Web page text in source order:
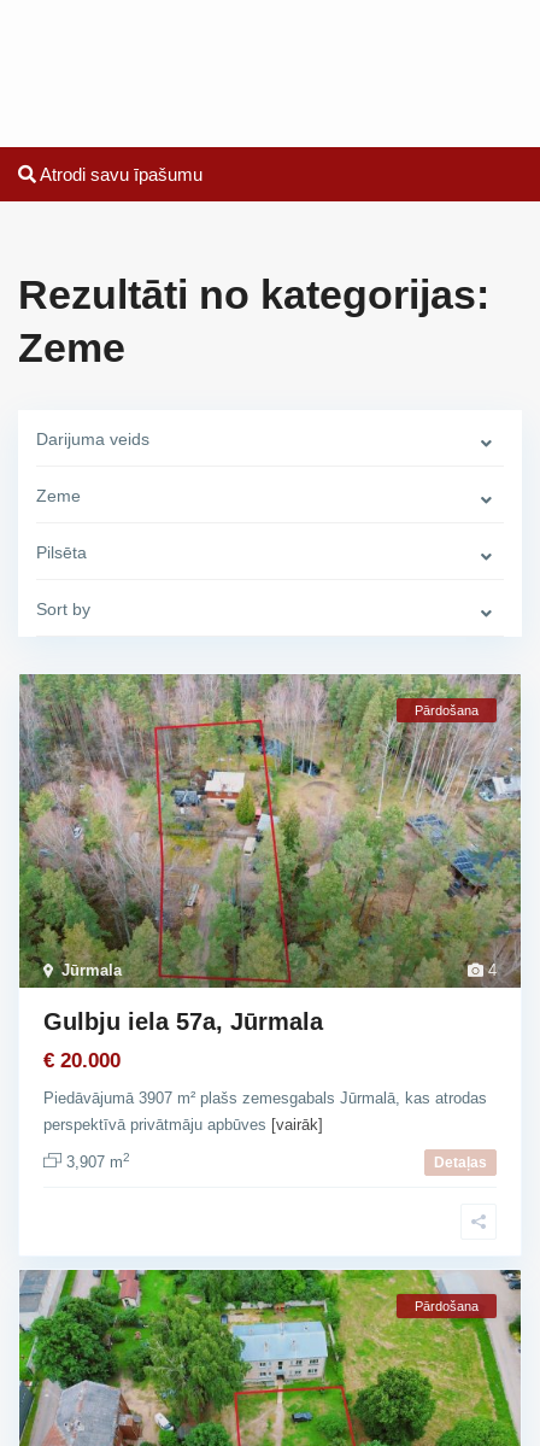
Atrodi savu īpašumu
Rezultāti no kategorijas:
Zeme
Darijuma veids
Zeme
Pilsēta
Sort by
4
Jūrmala
Pārdošana
Gulbju iela 57a, Jūrmala
€ 20.000
Piedāvājumā 3907 m² plašs zemesgabals Jūrmalā, kas atrodas
perspektīvā privātmāju apbūves [vairāk]
3,907 m2 Detaļas
Pārdošana